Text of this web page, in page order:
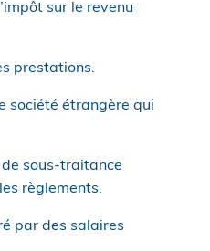
sur le revenu
prestations.
société étrangère qui
sous-traitance
règlements.
par des salaires